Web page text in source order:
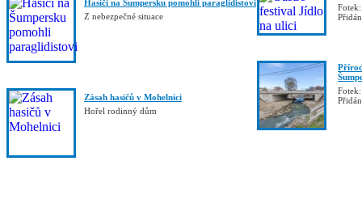
Hasiči na Šumpersku pomohli paraglidistovi
Z nebezpečné situace
Zásah hasičů v Mohelnici
Hořel rodinný dům